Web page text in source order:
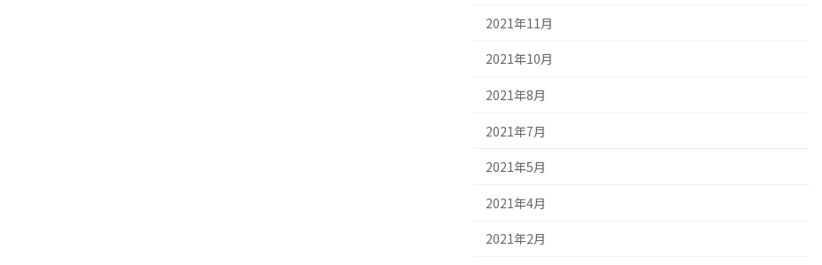
2021年11月
2021年10月
2021年8月
2021年7月
2021年5月
2021年4月
2021年2月